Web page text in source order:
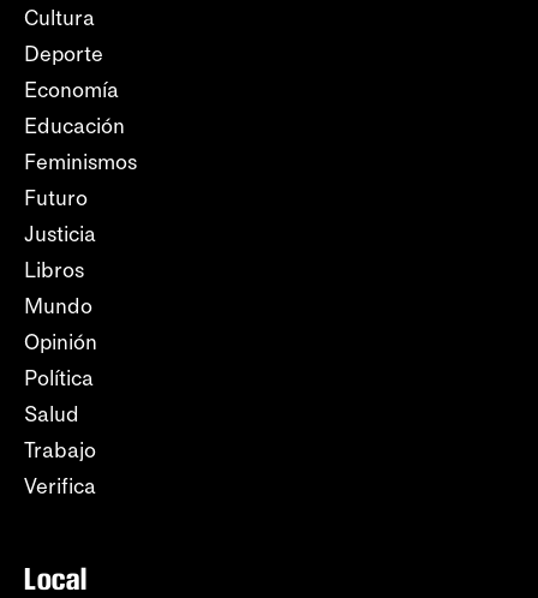
Cultura
Deporte
Economía
Educación
Feminismos
Futuro
Justicia
Libros
Mundo
Opinión
Política
Salud
Trabajo
Verifica
Local